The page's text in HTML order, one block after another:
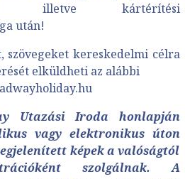
illetve kártérítési
után!
szövegeket kereskedelmi célra
elküldheti az alábbi
Utazási Iroda honlapján
vagy elektronikus úton
képek a valóságtól
szolgálnak. A